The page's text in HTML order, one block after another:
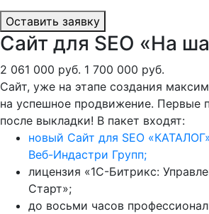
Оставить заявку
Сайт для SEO «На
2 061 000 руб. 1 700 000 руб.
Сайт, уже на этапе создания
на успешное продвижение. Первые
после выкладки! В пакет входят:
новый Сайт для SEO
Веб-Индастри Групп;
лицензия «1С-Битрикс:
Старт»;
до восьми часов